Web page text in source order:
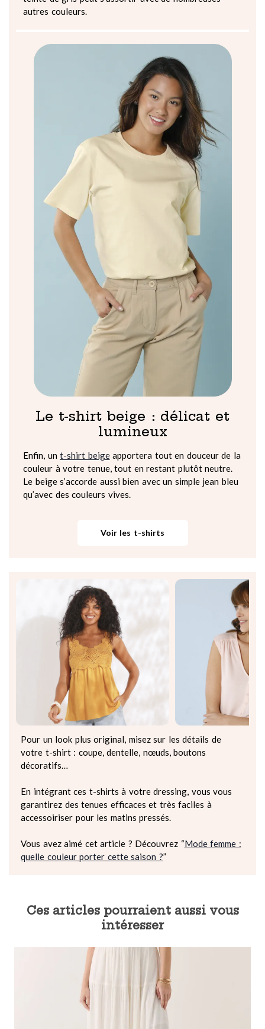
autres couleurs.
Le t-shirt beige : délicat et
lumineux
Enfin, un t-shirt beigeapportera tout en douceur de la
couleur à votre tenue, tout en restant plutôt neutre.
Le beige s’accorde aussi bien avec un simple jean bleu
qu’avec des couleurs vives.
Voir les t-shirts
Pour un look plus original, misez sur les détails de
votre t-shirt : coupe, dentelle, nœuds, boutons
décoratifs…
En intégrant ces t-shirts à votre dressing, vous vous
garantirez des tenues efficaces et très faciles à
accessoiriser pour les matins pressés.
Vous avez aimé cet article ? Découvrez “Mode femme :
quelle couleur porter cette saison ?”
Ces articles pourraient aussi vous
intéresser